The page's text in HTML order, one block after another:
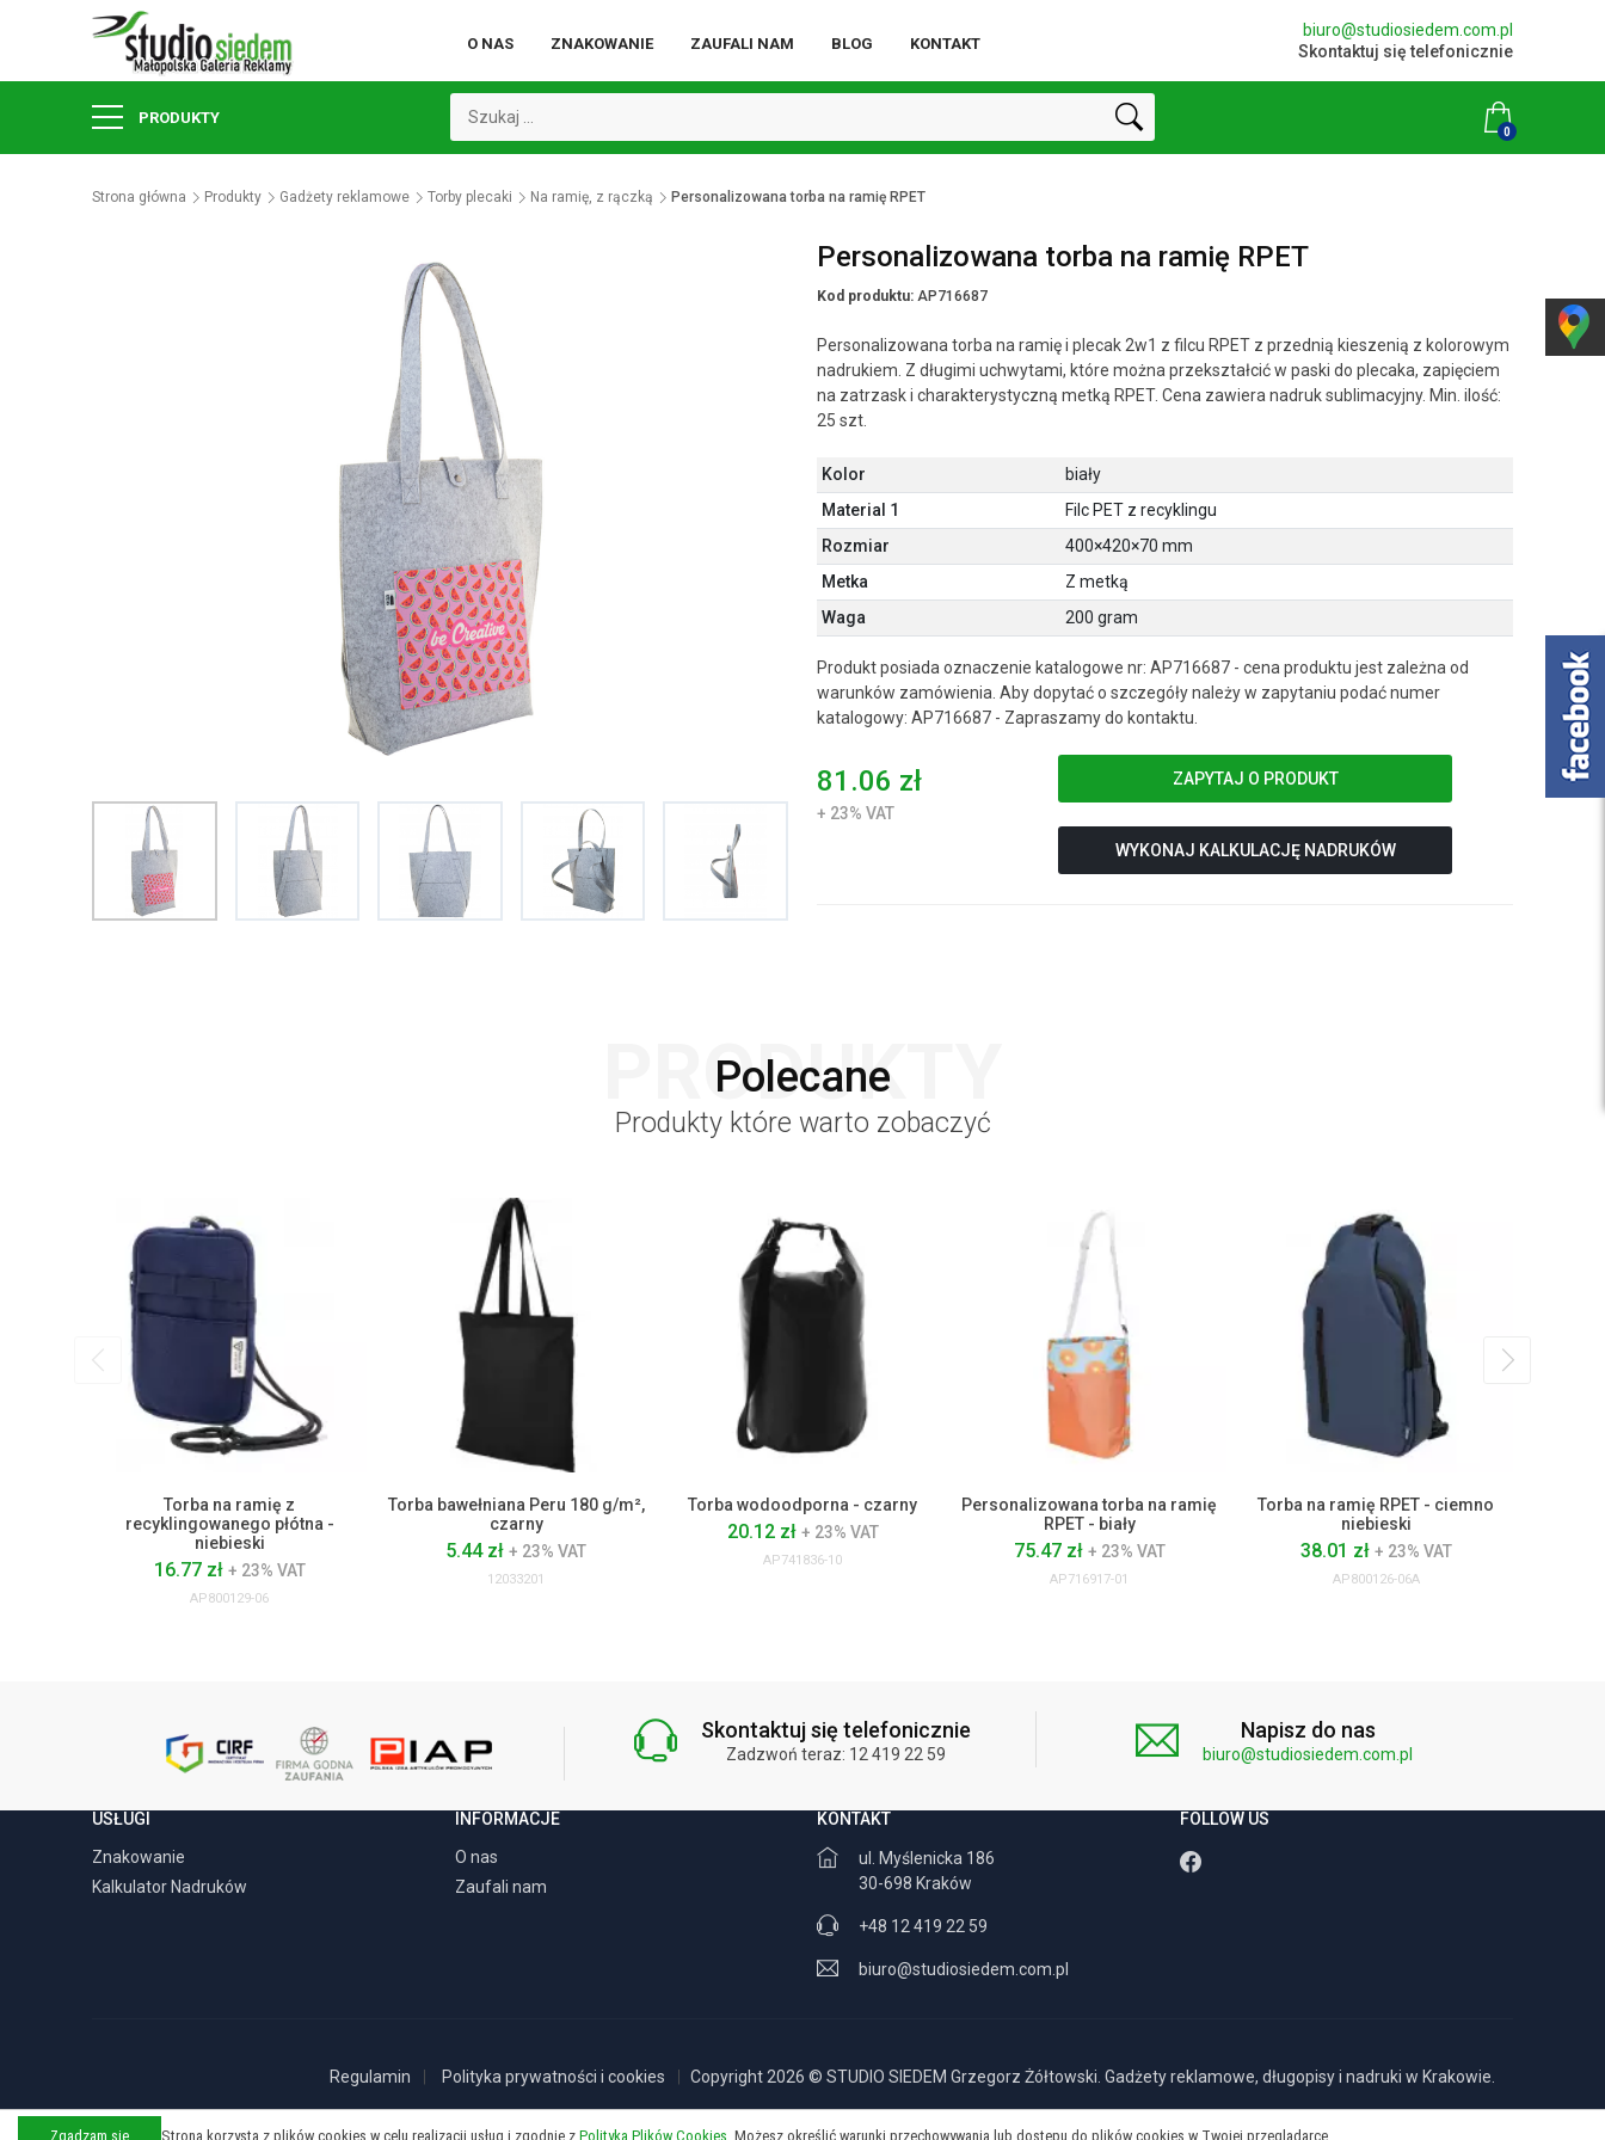
O NAS ZNAKOWANIE ZAUFALI NAM BLOG KONTAKT
biuro@studiosiedem.com.pl
Skontaktuj się telefonicznie
PRODUKTY
0
Strona główna Produkty Gadżety reklamowe Torby plecaki Na ramię, z rączką Personalizowana torba na ramię RPET
Personalizowana torba na ramię RPET
Kod produktu: AP716687
Personalizowana torba na ramię i plecak 2w1 z filcu RPET z przednią kieszenią z kolorowym
nadrukiem. Z długimi uchwytami, które można przekształcić w paski do plecaka, zapięciem
na zatrzask i charakterystyczną metką RPET. Cena zawiera nadruk sublimacyjny. Min. ilość:
25 szt.
Kolor
biały
Material 1
Filc PET z recyklingu
Rozmiar
400×420×70 mm
Metka
Z metką
Waga
200 gram
Produkt posiada oznaczenie katalogowe nr: AP716687 - cena produktu jest zależna od
warunków zamówienia. Aby dopytać o szczegóły należy w zapytaniu podać numer
katalogowy: AP716687 - Zapraszamy do kontaktu.
81.06 zł
+ 23% VAT
ZAPYTAJ O PRODUKT
WYKONAJ KALKULACJĘ NADRUKÓW
Polecane
PRODUKTY
Produkty które warto zobaczyć
Torba na ramię z
recyklingowanego płótna -
niebieski
16.77 zł + 23% VAT
AP800129-06
Torba bawełniana Peru 180 g/m²,
czarny
5.44 zł + 23% VAT
12033201
Torba wodoodporna - czarny
20.12 zł + 23% VAT
AP741836-10
Personalizowana torba na ramię
RPET - biały
75.47 zł + 23% VAT
AP716917-01
Torba na ramię RPET - ciemno
niebieski
38.01 zł + 23% VAT
AP800126-06A
Skontaktuj się telefonicznie
Zadzwoń teraz: 12 419 22 59
Napisz do nas
biuro@studiosiedem.com.pl
USŁUGI
Znakowanie
Kalkulator Nadruków
INFORMACJE
O nas
Zaufali nam
KONTAKT
ul. Myślenicka 186
30-698 Kraków
+48 12 419 22 59
biuro@studiosiedem.com.pl
FOLLOW US
Regulamin Polityka prywatności i cookies Copyright 2026 © STUDIO SIEDEM Grzegorz Żółtowski. Gadżety reklamowe, długopisy i nadruki w Krakowie.
Zgadzam się Strona korzysta z plików cookies w celu realizacji usług i zgodnie z Polityką Plików Cookies. Możesz określić warunki przechowywania lub dostępu do plików cookies w Twojej przeglądarce.